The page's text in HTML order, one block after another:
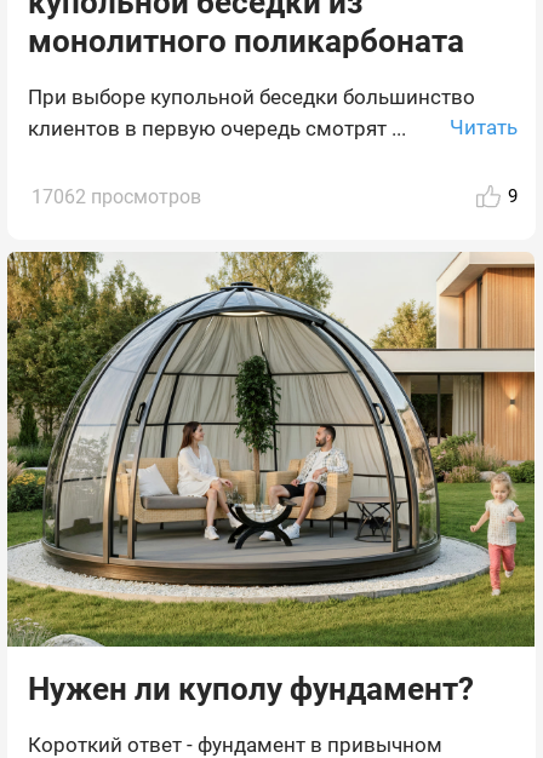
монолитного поликарбоната
При выборе купольной беседки большинство
клиентов в первую очередь смотрят ...
Читать
17062 просмотров 9
Нужен ли куполу фундамент?
Короткий ответ - фундамент в привычном